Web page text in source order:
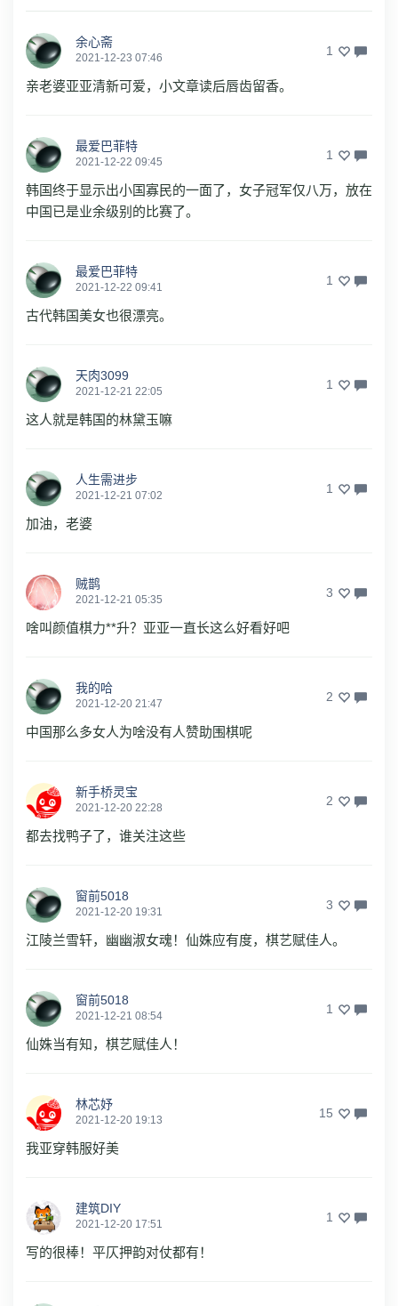
余心斋
2021-12-23 07:46 1
亲老婆亚亚清新可爱，小文章读后唇齿留香。
最爱巴菲特
2021-12-22 09:45 1
韩国终于显示出小国寡民的一面了，女子冠军仅八万，放在
中国已是业余级别的比赛了。
最爱巴菲特
2021-12-22 09:41 1
古代韩国美女也很漂亮。
天肉3099
2021-12-21 22:05 1
这人就是韩国的林黛玉嘛
人生需进步
2021-12-21 07:02 1
加油，老婆
贼鹊
2021-12-21 05:35 3
啥叫颜值棋力**升？亚亚一直长这么好看好吧
我的哈
2021-12-20 21:47 2
中国那么多女人为啥没有人赞助围棋呢
新手桥灵宝
2021-12-20 22:28 2
都去找鸭子了，谁关注这些
窗前5018
2021-12-20 19:31 3
江陵兰雪轩，幽幽淑女魂！仙姝应有度，棋艺赋佳人。
窗前5018
2021-12-21 08:54 1
仙姝当有知，棋艺赋佳人！
林芯妤
2021-12-20 19:13 15
我亚穿韩服好美
建筑DIY
2021-12-20 17:51 1
写的很棒！平仄押韵对仗都有！